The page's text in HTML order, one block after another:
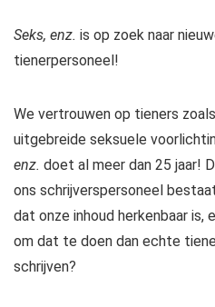
Seks, enz. is op zoek naar
tienerpersoneel!
We vertrouwen op tieners
uitgebreide seksuele
enz. doet al meer dan 25 jaar!
ons schrijverspersoneel
dat onze inhoud herkenbaar is,
om dat te doen dan echte
schrijven?